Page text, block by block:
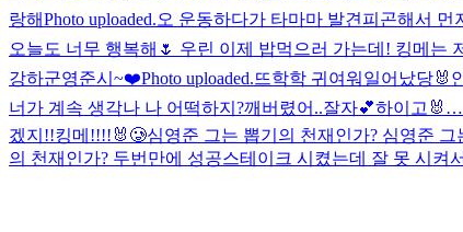
랑해Photo uploaded.오 운동하다가 타마마 발견 피곤해서 먼
오늘도 너무 행복해🌷 우린 이제 밥먹으러 가는데! 킹메는
강하군영준시~❤️Photo uploaded.뜨학학 귀여워 일어났당🐰
너가 계속 생각나 나 어떡하지?깨버렸어..잘자💕하이고
겠지!!킹메!!!!🐰🥲심영준 그는 뽑기의 천재인가? 심영준
의 천재인가? 두번만에 성공스테이크 시켰는데 잘 못 시켜